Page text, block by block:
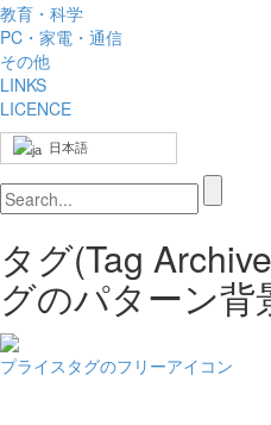
教育・科学
PC・家電・通信
その他
LINKS
LICENCE
日本語
タグ(Tag
グのパターン背
プライスタグのフリーアイコン